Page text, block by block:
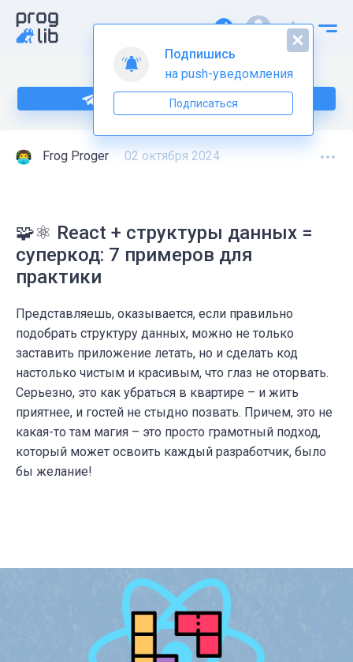
Подпишитесь на нас в Telegram
Frog Proger 02 октября 2024
🧩⚛️ React + структуры данных =
суперкод: 7 примеров для
практики
Представляешь, оказывается, если правильно
подобрать структуру данных, можно не только
заставить приложение летать, но и сделать код
настолько чистым и красивым, что глаз не оторвать.
Серьезно, это как убраться в квартире – и жить
приятнее, и гостей не стыдно позвать. Причем, это не
какая-то там магия – это просто грамотный подход,
который может освоить каждый разработчик, было
бы желание!
Подпишись
на push-уведомления
Подписаться